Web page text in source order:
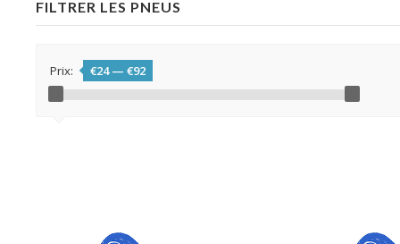
FILTRER LES PNEUS
Prix: €24— €92